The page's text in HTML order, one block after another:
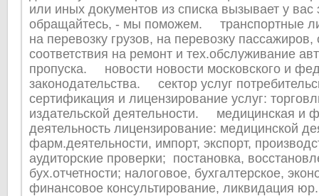
или иных документов из списка вызывает у вас
обращайтесь, - мы поможем. транспортные
на перевозку грузов, на перевозку
соответствия на ремонт и тех.обслуживание
пропуска. новости новости московского и
законодательства. сектор услуг
сертификация и лицензирование услуг:
издательской деятельности. медицинская и
деятельность лицензирование: медицинской
фарм.деятельности, импорт, экспорт,
аудиторские проверки; постановка,
бух.отчетности; налоговое, бухгалтерское,
финансовое консультирование, ликвидация юр.